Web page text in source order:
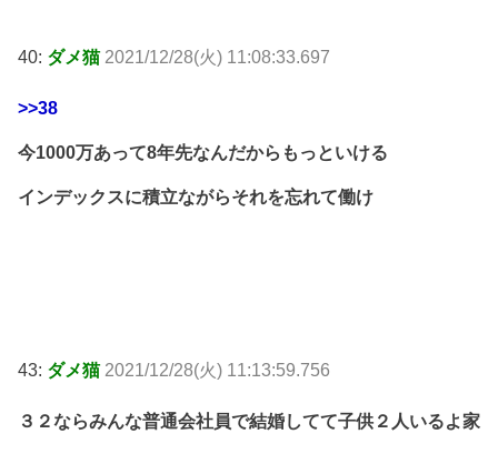
40: ダメ猫 2021/12/28(火) 11:08:33.697
>>38
今1000万あって8年先なんだからもっといける
インデックスに積立ながらそれを忘れて働け
43: ダメ猫 2021/12/28(火) 11:13:59.756
３２ならみんな普通会社員で結婚してて子供２人いるよ家